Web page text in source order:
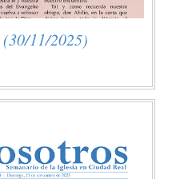
11/2025)